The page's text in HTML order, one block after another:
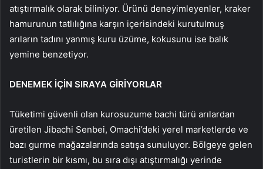
atıştırmalık olarak biliniyor. Ürünü deneyimleyenler, kraker
hamurunun tatlılığına karşın içerisindeki kurutulmuş
arıların tadını yanmış kuru üzüme, kokusunu ise balık
yemine benzetiyor.
DENEMEK İÇİN SIRAYA GİRİYORLAR
Tüketimi güvenli olan kurosuzume bachi türü arılardan
üretilen Jibachi Senbei, Omachi’deki yerel marketlerde ve
bazı gurme mağazalarında satışa sunuluyor. Bölgeye gelen
turistlerin bir kısmı, bu sıra dışı atıştırmalığı yerinde